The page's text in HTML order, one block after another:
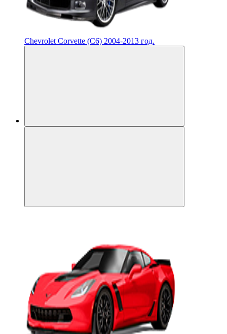
Chevrolet Corvette (C6) 2004-2013 год.